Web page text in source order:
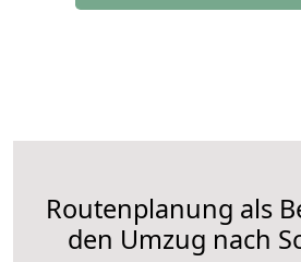
Routenplanung als
den Umzug nach